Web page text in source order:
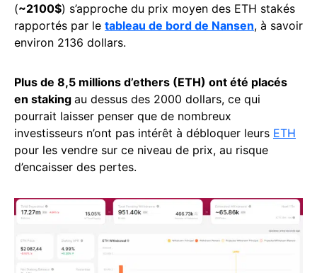
(~2100$) s’approche du prix moyen des ETH stakés
rapportés par le tableau de bord de Nansen, à savoir
environ 2136 dollars.
Plus de 8,5 millions d’ethers (ETH) ont été placés
en staking au dessus des 2000 dollars, ce qui
pourrait laisser penser que de nombreux
investisseurs n’ont pas intérêt à débloquer leurs ETH
pour les vendre sur ce niveau de prix, au risque
d’encaisser des pertes.